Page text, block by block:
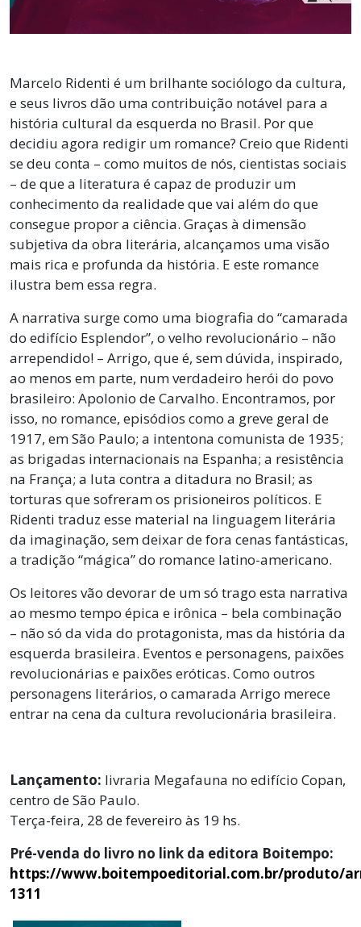
Marcelo Ridenti é um brilhante sociólogo da cultura,
e seus livros dão uma contribuição notável para a
história cultural da esquerda no Brasil. Por que
decidiu agora redigir um romance? Creio que Ridenti
se deu conta – como muitos de nós, cientistas sociais
– de que a literatura é capaz de produzir um
conhecimento da realidade que vai além do que
consegue propor a ciência. Graças à dimensão
subjetiva da obra literária, alcançamos uma visão
mais rica e profunda da história. E este romance
ilustra bem essa regra.
A narrativa surge como uma biografia do “camarada
do edifício Esplendor”, o velho revolucionário – não
arrependido! – Arrigo, que é, sem dúvida, inspirado,
ao menos em parte, num verdadeiro herói do povo
brasileiro: Apolonio de Carvalho. Encontramos, por
isso, no romance, episódios como a greve geral de
1917, em São Paulo; a intentona comunista de 1935;
as brigadas internacionais na Espanha; a resistência
na França; a luta contra a ditadura no Brasil; as
torturas que sofreram os prisioneiros políticos. E
Ridenti traduz esse material na linguagem literária
da imaginação, sem deixar de fora cenas fantásticas,
a tradição “mágica” do romance latino-americano.
Os leitores vão devorar de um só trago esta narrativa
ao mesmo tempo épica e irônica – bela combinação
– não só da vida do protagonista, mas da história da
esquerda brasileira. Eventos e personagens, paixões
revolucionárias e paixões eróticas. Como outros
personagens literários, o camarada Arrigo merece
entrar na cena da cultura revolucionária brasileira.
Lançamento: livraria Megafauna no edifício Copan,
centro de São Paulo.
Terça-feira, 28 de fevereiro às 19 hs.
Pré-venda do livro no link da editora Boitempo:
https://www.boitempoeditorial.com.br/produto/
1311